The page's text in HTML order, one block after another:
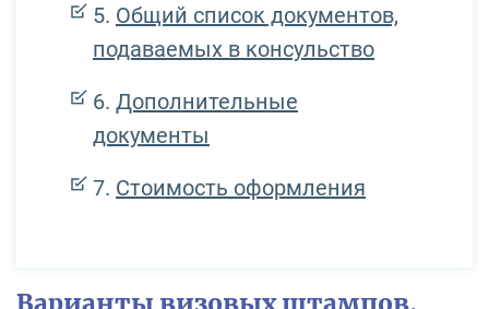
Общий список документов,
подаваемых в консульство
Дополнительные
документы
Стоимость оформления